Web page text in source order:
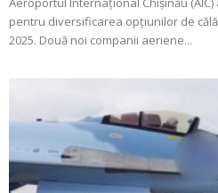
pentru diversificarea opțiunilor de
2025. Două noi companii aeriene...